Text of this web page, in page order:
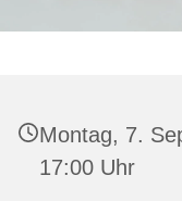
Montag, 7.
17:00 Uhr